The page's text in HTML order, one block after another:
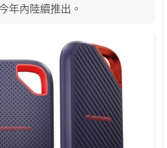
年內陸續推出。